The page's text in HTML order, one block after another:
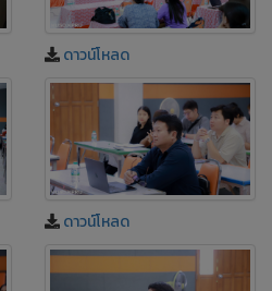
ดาวน์โหลด
ดาวน์โหลด